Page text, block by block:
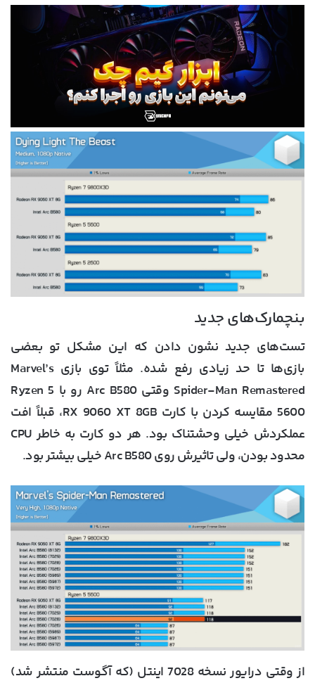
بنچمارک‌های جدید
تست‌های جدید نشون دادن که این مشکل تو بعضی
بازی‌ها تا حد زیادی رفع شده. مثلاً توی بازیMarvel’s
Spider-Man Remastered
وقتی Arc B580 رو با Ryzen 5
5600 مقایسه کردن با کارت RX 9060 XT 8GB، قبلاً افت
عملکردش خیلی وحشتناک بود. هر دو کارت به خاطر CPU
محدود بودن، ولی تاثیرش روی Arc B580 خیلی بیشتر بود.
از وقتی درایور نسخه 7028 اینتل (که آگوست منتشر شد)